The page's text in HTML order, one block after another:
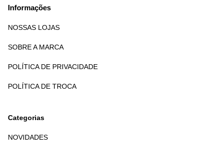
Informações
NOSSAS LOJAS
SOBRE A MARCA
POLÍTICA DE PRIVACIDADE
POLÍTICA DE TROCA
Categorias
NOVIDADES